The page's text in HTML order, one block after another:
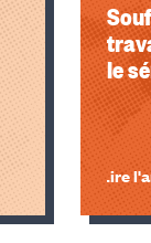
le
Lire